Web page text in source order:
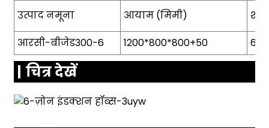
उत्पादनमूना आयाम (मिमी)
आरसी-बीजेड300-6
1200*800*800+50
चित्र देखें